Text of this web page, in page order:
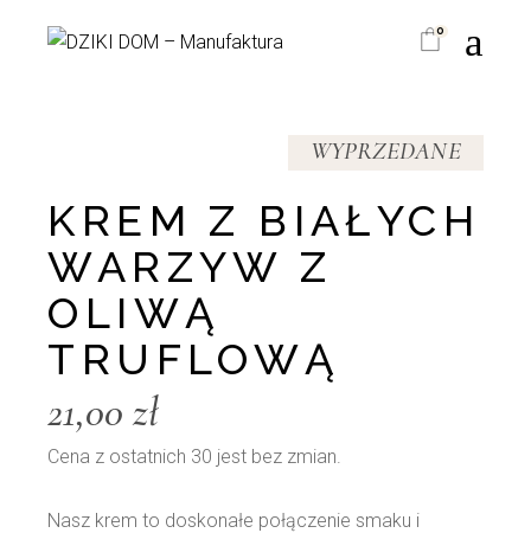
0
WYPRZEDANE
KREM Z BIAŁYCH
WARZYW Z
OLIWĄ
TRUFLOWĄ
21,00zł
Cena z ostatnich 30 jest bez zmian.
Nasz krem to doskonałe połączenie smaku i